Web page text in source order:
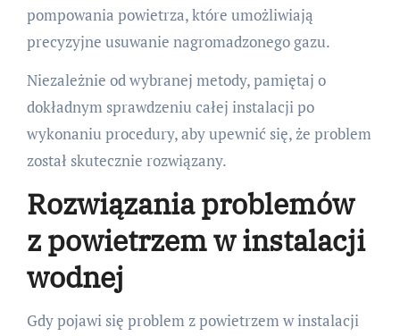
pompowania powietrza, które umożliwiają
precyzyjne usuwanie nagromadzonego gazu.
Niezależnie od wybranej metody, pamiętaj o
dokładnym sprawdzeniu całej instalacji po
wykonaniu procedury, aby upewnić się, że problem
został skutecznie rozwiązany.
Rozwiązania problemów
z powietrzem w instalacji
wodnej
Gdy pojawi się problem z powietrzem w instalacji